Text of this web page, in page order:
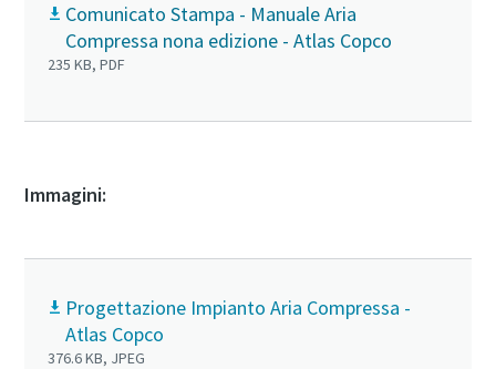
Comunicato Stampa - Manuale Aria
Compressa nona edizione - Atlas Copco
235 KB, PDF
Immagini:
Progettazione Impianto Aria Compressa -
Atlas Copco
376.6 KB, JPEG